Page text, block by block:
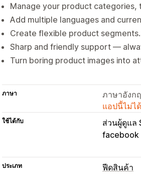
Manage your product categories,
Add multiple languages and
Create flexible product
Sharp and friendly support —
Turn boring product images into
ภาษา
ภาษาอังก
แอปนี้ไม่ไ
ใช้ได้กับ ส่วนผู้ดูแล
facebook
ประเภท ฟีดสินค้า